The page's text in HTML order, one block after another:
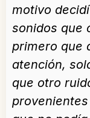
motivo
sonidos que
primero que
atención,
que otro